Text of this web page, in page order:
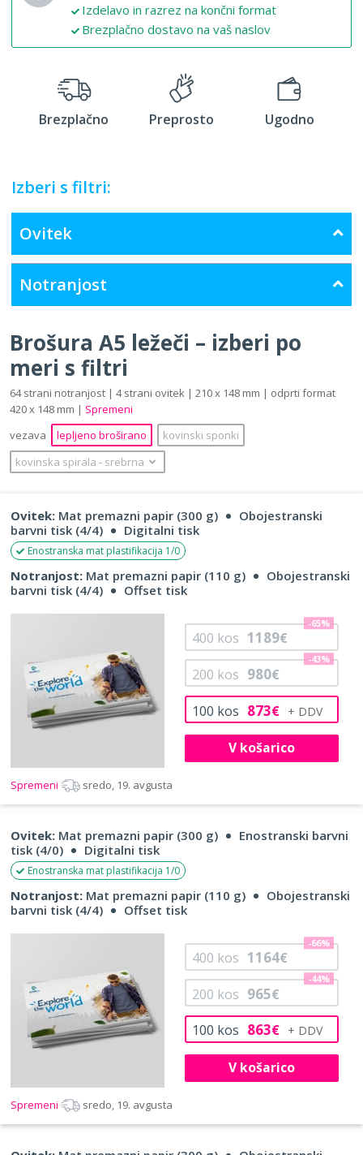
Izdelavo in razrez na končni format
Brezplačno dostavo na vaš naslov
Brezplačno Preprosto Ugodno
Izberi s filtri:
Ovitek
Notranjost
Brošura A5 ležeči – izberi po
meri s filtri
64 strani notranjost | 4 strani ovitek | 210 x 148 mm | odprti format
420 x 148 mm | Spremeni
vezava
lepljeno broširano
kovinski sponki
kovinska spirala ‐ srebrna
Ovitek: Mat premazni papir (300 g)
Obojestranski
barvni tisk (4/4)
Digitalni tisk
Enostranska mat plastifikacija 1/0
Notranjost: Mat premazni papir (110 g)
Obojestranski
barvni tisk (4/4)
Offset tisk
100 kos 873€
200 kos 980€
-43%
400 kos 1189€
-65%
V košarico
Spremeni sredo, 19. avgusta
Ovitek: Mat premazni papir (300 g)
Enostranski barvni
tisk (4/0)
Digitalni tisk
Enostranska mat plastifikacija 1/0
Notranjost: Mat premazni papir (110 g)
Obojestranski
barvni tisk (4/4)
Offset tisk
100 kos 863€
200 kos 965€
-44%
400 kos 1164€
-66%
V košarico
Spremeni sredo, 19. avgusta